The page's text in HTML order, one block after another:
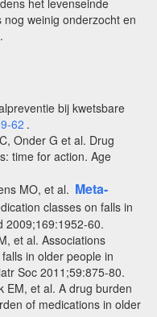
weinig onderzocht en
bij kwetsbare
62 .
Onder G et al. Drug
time for action. Age
MO, et al. Meta-
classes on falls in
2009;169:1952-60.
et al. Associations
in older people in
Soc 2011;59:875-80.
EM, et al. A drug burden
of medications in older